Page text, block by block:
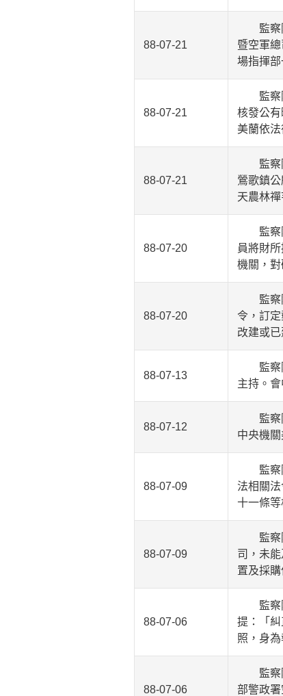
88-07-21
監察院
暨空軍
場指揮
88-07-21
監察院
核發公
美蘭依
88-07-21
監察院
鶯歌鎮
天農林
88-07-20
監察院
員將財
機關，
88-07-20
監察院
令，訂
改建或
88-07-13
監察院
主持。
88-07-12
監察院
中央機
88-07-09
監察院
法相關
十一條
88-07-09
監察院
司，未
置及採
88-07-06
監察院
提：「
照，身
88-07-06
監察院
部警政